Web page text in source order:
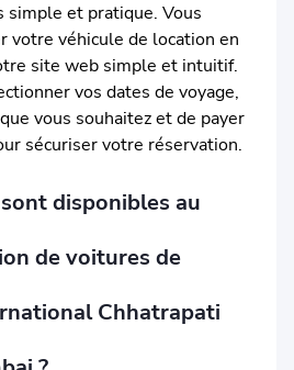
simple et pratique. Vous
votre véhicule de location en
site web simple et intuitif.
vos dates de voyage,
vous souhaitez et de payer
sécuriser votre réservation.
disponibles au
de voitures de
Chhatrapati